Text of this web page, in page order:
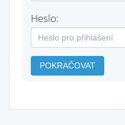
Heslo:
POKRAČOVAT